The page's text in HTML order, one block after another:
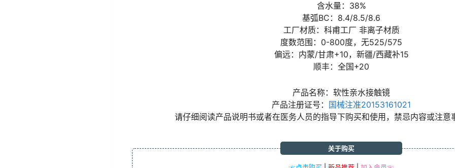
含水量：38%
基弧BC：8.4/8.5/8.6
工厂材质：科甫工厂 非离子材质
度数范围：0-800度，无525/575
偏远：内蒙/甘肃+10，新疆/西藏补15
顺丰：全国+20
产品名称：软性亲水接触镜
产品注册证号： 国械注准20153161021
请仔细阅读产品说明书或者在医务人员的指导下购买和使用，禁忌内容或注意
关于购买